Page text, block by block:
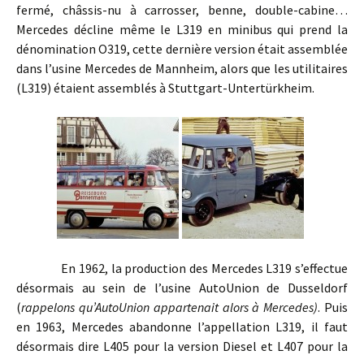
fermé, châssis-nu à carrosser, benne, double-cabine…
Mercedes décline même le L319 en minibus qui prend la
dénomination O319, cette dernière version était assemblée
dans l’usine Mercedes de Mannheim, alors que les utilitaires
(L319) étaient assemblés à Stuttgart-Untertürkheim.
En 1962, la production des Mercedes L319 s’effectue
désormais au sein de l’usine AutoUnion de Dusseldorf
(rappelons qu’AutoUnion appartenait alors à Mercedes). Puis
en 1963, Mercedes abandonne l’appellation L319, il faut
désormais dire L405 pour la version Diesel et L407 pour la